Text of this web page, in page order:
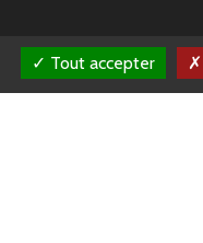
Tout accepter